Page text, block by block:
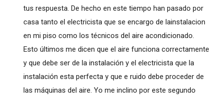
tus respuesta. De hecho en este tiempo han pasado por
casa tanto el electricista que se encargo de lainstalacion
en mi piso como los técnicos del aire acondicionado.
Esto últimos me dicen que el aire funciona correctamente
y que debe ser de la instalación y el electricista que la
instalación esta perfecta y que e ruido debe proceder de
las máquinas del aire. Yo me inclino por este segundo